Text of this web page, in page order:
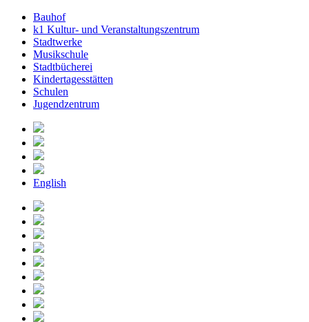
Bauhof
k1 Kultur- und Veranstaltungszentrum
Stadtwerke
Musikschule
Stadtbücherei
Kindertagesstätten
Schulen
Jugendzentrum
English